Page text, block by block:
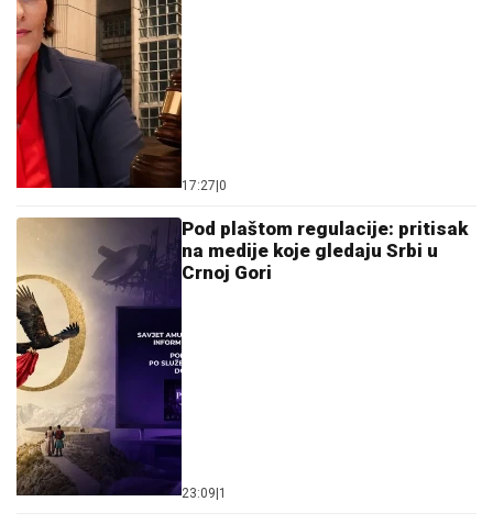
17:27 0
Pod plaštom regulacije: pritisak
na medije koje gledaju Srbi u
Crnoj Gori
23:09 1